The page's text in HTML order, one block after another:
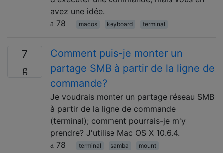
avez une idée.
78
macos keyboard terminal
7
Comment puis-je monter un
partage SMB à partir de la ligne de
commande?
Je voudrais monter un partage réseau SMB
à partir de la ligne de commande
(terminal); comment pourrais-je m'y
prendre? J'utilise Mac OS X 10.6.4.
78
terminal samba mount